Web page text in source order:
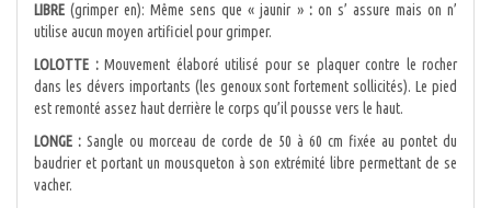
LIBRE (grimper en): Même sens que « jaunir » :on s’ assure mais on n’
utilise aucun moyen artificiel pour grimper.
LOLOTTE :Mouvement élaboré utilisé pour se plaquer contre le rocher
dans les dévers importants (les genoux sont fortement sollicités). Le pied
est remonté assez haut derrière le corps qu’il pousse vers le haut.
LONGE : Sangle ou morceau de corde de 50 à 60 cm fixée au pontet du
baudrier et portant un mousqueton à son extrémité libre permettant de se
vacher.